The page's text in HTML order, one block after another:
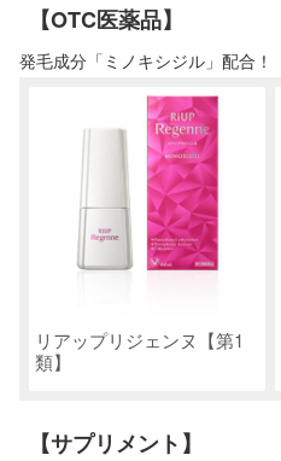
【OTC医薬品】
発毛成分「ミノキシジル」配合！
リアップリジェンヌ【第1
類】
【サプリメント】